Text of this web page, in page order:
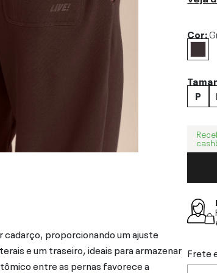
cadarço, proporcionando um ajuste
e um traseiro, ideais para armazenar
entre as pernas favorece a
Cor:
P
Frete